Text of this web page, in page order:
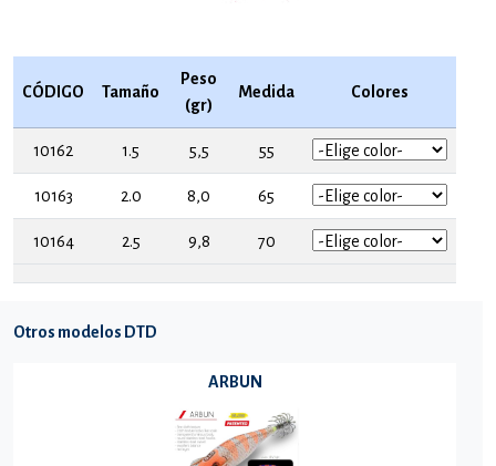
CÓDIGO Tamaño
Peso
(gr)
Medida Colores
10162 1.5 5,5 55
10163 2.0 8,0 65
10164 2.5 9,8 70
Otros modelos DTD
ARBUN